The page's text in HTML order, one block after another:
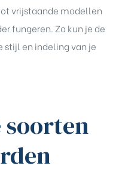
vrijstaande modellen
fungeren. Zo kun je de
en indeling van je
soorten